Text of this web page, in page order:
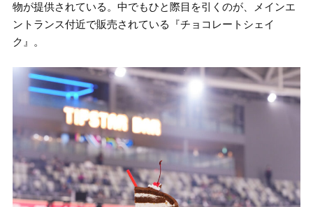
物が提供されている。中でもひと際目を引くのが、メインエ
ントランス付近で販売されている『チョコレートシェイ
ク』。